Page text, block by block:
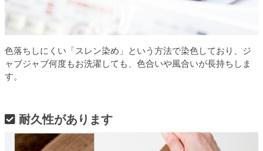
色落ちしにくい「スレン染め」という方法で染色しており、ジ
ャブジャブ何度もお洗濯しても、色合いや風合いが長持ちしま
す。
耐久性があります